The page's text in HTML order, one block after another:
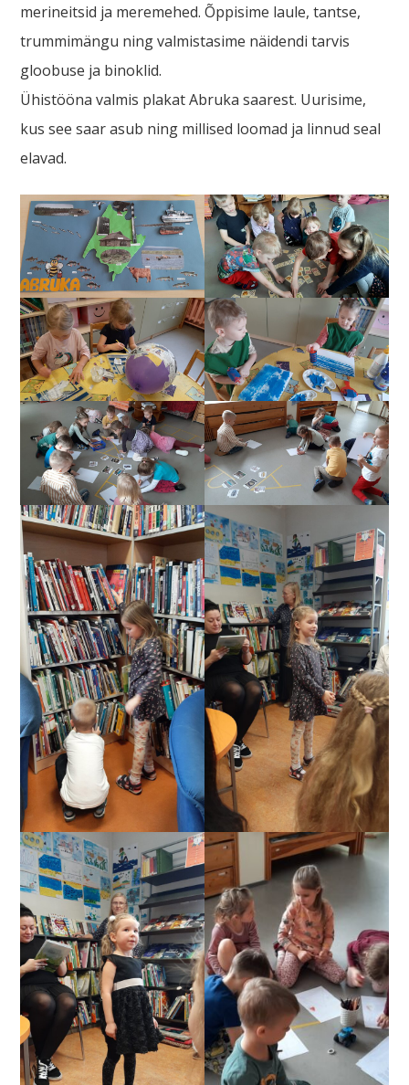
merineitsid ja meremehed. Õppisime laule, tantse,
trummimängu ning valmistasime näidendi tarvis
gloobuse ja binoklid.
Ühistööna valmis plakat Abruka saarest. Uurisime,
kus see saar asub ning millised loomad ja linnud seal
elavad.